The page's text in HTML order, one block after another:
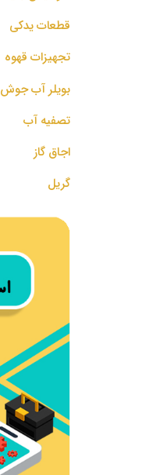
قطعات یدکی
تجهیزات قهوه
بویلر آب جوش
تصفیه آب
اجاق گاز
گریل